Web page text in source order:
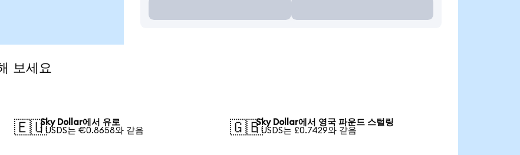
보세요
🇪🇺Sky Dollar에서 유로
1 USDS는 €0.8658와 같음
🇬🇧Sky Dollar에서 영국 파운드 스털링
1 USDS는 £0.7429와 같음